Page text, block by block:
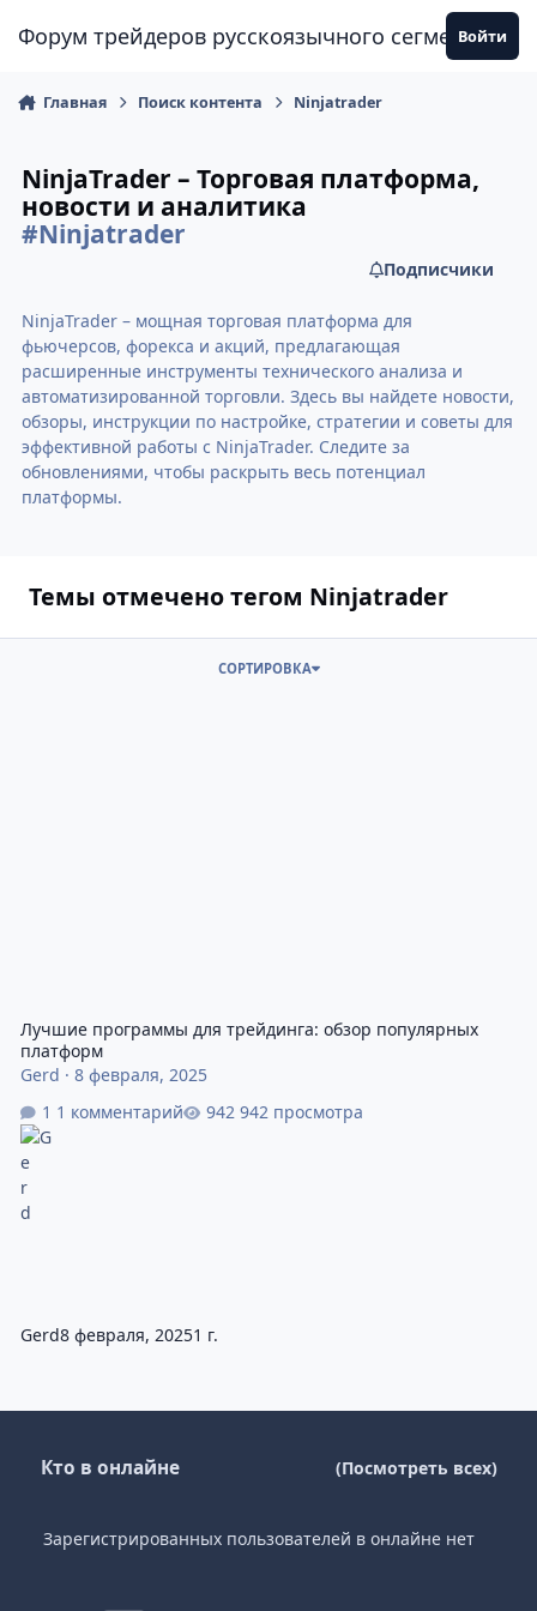
Форум трейдеров русскоязычного сегмента
Войти
Главная Поиск контента Ninjatrader
NinjaTrader – Торговая платформа,
новости и аналитика
#Ninjatrader
Подписчики
NinjaTrader – мощная торговая платформа для
фьючерсов, форекса и акций, предлагающая
расширенные инструменты технического анализа и
автоматизированной торговли. Здесь вы найдете новости,
обзоры, инструкции по настройке, стратегии и советы для
эффективной работы с NinjaTrader. Следите за
обновлениями, чтобы раскрыть весь потенциал
платформы.
Темы отмечено тегом Ninjatrader
СОРТИРОВКА
Лучшие программы для трейдинга: обзор популярных
платформ
Gerd · 8 февраля, 2025
1 комментарий
942 просмотра
Gerd8 февраля, 20251 г.
Кто в онлайне (Посмотреть всех)
Зарегистрированных пользователей в онлайне нет